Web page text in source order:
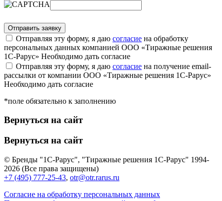
Отправляя эту форму, я даю согласие на обработку
персональных данных компанией ООО «Тиражные решения
1С-Рарус» Необходимо дать согласие
Отправляя эту форму, я даю согласие на получение email-
рассылки от компании ООО «Тиражные решения 1С-Рарус»
Необходимо дать согласие
*поле обязательно к заполнению
Вернуться на сайт
Вернуться на сайт
© Бренды "1С-Рарус", "Тиражные решения 1С-Рарус" 1994-
2026 (Все права защищены)
+7 (495) 777-25-43, otr@otr.rarus.ru
Согласие на обработку персональных данных